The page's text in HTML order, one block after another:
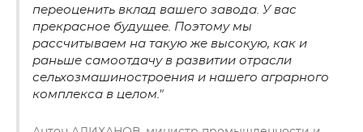
переоценить вклад вашего завода. У вас
прекрасное будущее. Поэтому мы
рассчитываем на такую же высокую, как и
раньше самоотдачу в развитии отрасли
сельхозмашиностроения и нашего аграрного
комплекса в целом."